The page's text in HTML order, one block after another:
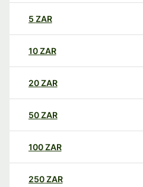
5 ZAR
10ZAR
20ZAR
50ZAR
100ZAR
250ZAR